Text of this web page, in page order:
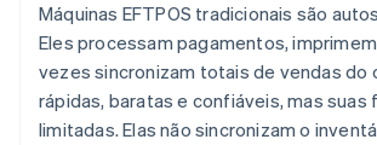
Máquinas EFTPOS tradicionais são
Eles processam pagamentos,
vezes sincronizam totais de vendas do
rápidas, baratas e confiáveis, mas suas
limitadas. Elas não sincronizam o